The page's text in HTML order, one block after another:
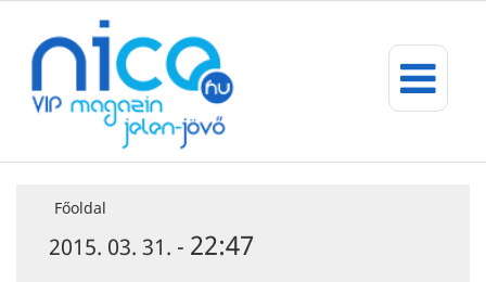
Főoldal
2015. 03. 31. - 22:47